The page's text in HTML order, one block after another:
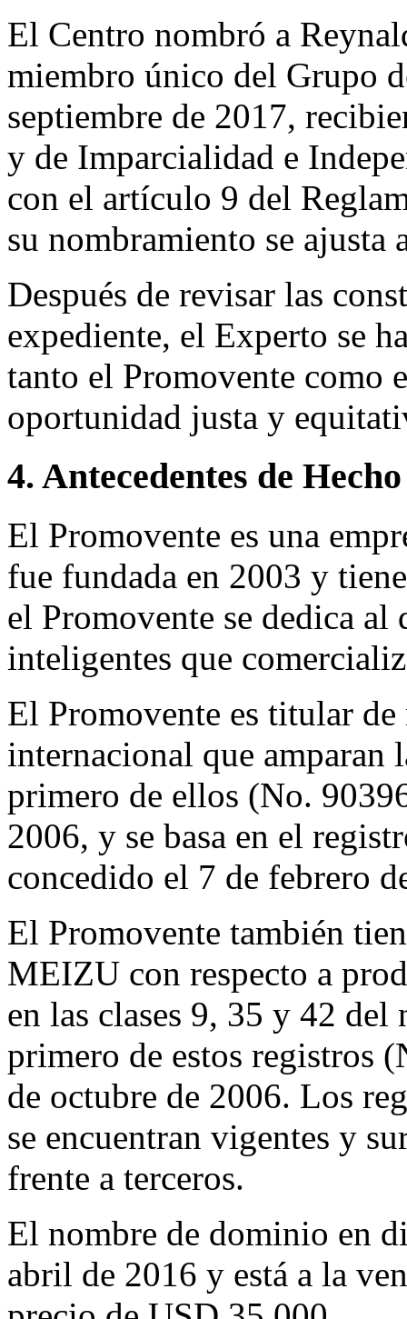
El Centro nombró a
miembro único del Grupo
septiembre de 2017,
y de Imparcialidad e
con el artículo 9 del
su nombramiento se ajusta
Después de revisar las
expediente, el Experto se
tanto el Promovente como
oportunidad justa y
4. Antecedentes de Hecho
El Promovente es una
fue fundada en 2003 y
el Promovente se dedica
inteligentes que
El Promovente es titular
internacional que
primero de ellos (No.
2006, y se basa en el
concedido el 7 de febrero
El Promovente también
MEIZU con respecto a
en las clases 9, 35 y 42
primero de estos registros
de octubre de 2006. Los
se encuentran vigentes y
frente a terceros.
El nombre de dominio en
abril de 2016 y está a la